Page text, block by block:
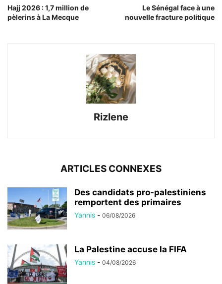
Hajj 2026 : 1,7 million de
pèlerins à La Mecque
Le Sénégal face à une
nouvelle fracture politique
Rizlene
ARTICLES CONNEXES
Des candidats pro-palestiniens
remportent des primaires
Yannis - 06/08/2026
La Palestine accuse la FIFA
Yannis - 04/08/2026